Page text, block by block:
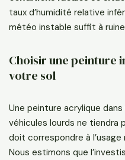
taux d’humidité relative
météo instable suffit à
Choisir une peinture
votre sol
Une peinture acrylique
véhicules lourds ne tiendra
doit correspondre à
Nous estimons que